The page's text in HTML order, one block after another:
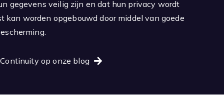
gegevens veilig zijn en dat hun privacy wordt
kan worden opgebouwd door middel van goede
op onze blog